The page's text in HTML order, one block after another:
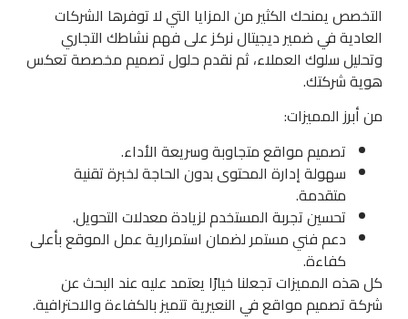
التخصص يمنحك الكثير من المزايا التي لا توفرها الشركات
العادية في ضمير ديجيتال نركز على فهم نشاطك التجاري
وتحليل سلوك العملاء، ثم نقدم حلول تصميم مخصصة تعكس
هوية شركتك.
من أبرز المميزات:
تصميم مواقع متجاوبة وسريعة الأداء.
سهولة إدارة المحتوى بدون الحاجة لخبرة تقنية
متقدمة.
تحسين تجربة المستخدم لزيادة معدلات التحويل.
دعم فني مستمر لضمان استمرارية عمل الموقع بأعلى
كفاءة.
كل هذه المميزات تجعلنا خيارًا يعتمد عليه عند البحث عن
شركة تصميم مواقع في النعيرية تتميز بالكفاءة والاحترافية.